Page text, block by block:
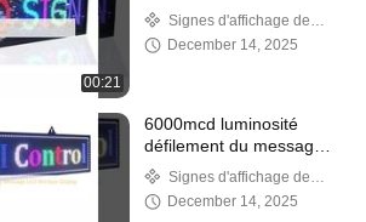
00:21
programmable 220V
affichage à LED
intérieur pour
Signes d'affichage de
fenêtre à LED
December 14, 2025
6000mcd luminosité
défilement du message
affichage de fenêtre
LED panneau de
signalisation support
Signes d'affichage de
fenêtre à LED
December 14, 2025